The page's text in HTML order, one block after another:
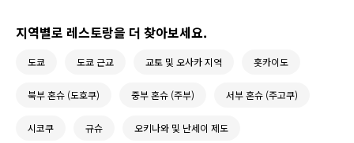
지역별로 레스토랑을 더 찾아보세요.
도쿄 도쿄 근교 교토 및 오사카 지역 홋카이도
북부 혼슈 (도호쿠) 중부 혼슈 (주부) 서부 혼슈 (주고쿠)
시코쿠 규슈 오키나와 및 난세이 제도